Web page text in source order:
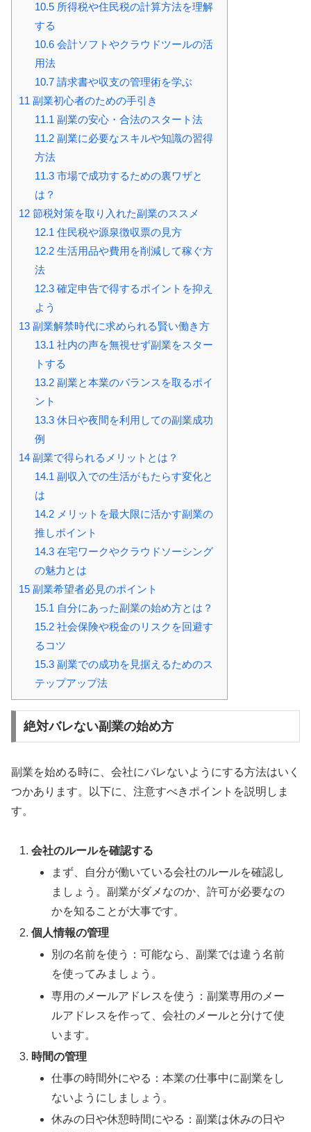
10.5所得税や住民税の計算方法を理解
する
10.6会計ソフトやクラウドツールの活
用法
10.7請求書や収支の管理術を学ぶ
11 副業初心者のための手引き
11.1 副業の安心・合法のスタート法
11.2副業に必要なスキルや知識の習得
方法
11.3市場で成功するための裏ワザと
は？
12 節税対策を取り入れた副業のススメ
12.1 住民税や源泉徴収票の見方
12.2生活用品や費用を削減して稼ぐ方
法
12.3確定申告で得するポイントを抑え
よう
13 副業解禁時代に求められる賢い働き方
13.1 社内の声を無視せず副業をスター
トする
13.2副業と本業のバランスを取るポイ
ント
13.3休日や夜間を利用しての副業成功
例
14 副業で得られるメリットとは？
14.1 副収入での生活がもたらす変化と
は
14.2メリットを最大限に活かす副業の
推しポイント
14.3在宅ワークやクラウドソーシング
の魅力とは
15 副業希望者必見のポイント
15.1 自分にあった副業の始め方とは？
15.2社会保険や税金のリスクを回避す
るコツ
15.3副業での成功を見据えるためのス
テップアップ法
絶対バレない副業の始め方
副業を始める時に、会社にバレないようにする方法はいく
つかあります。以下に、注意すべきポイントを説明しま
す。
会社のルールを確認する
まず、自分が働いている会社のルールを確認し
ましょう。副業がダメなのか、許可が必要なの
かを知ることが大事です。
個人情報の管理
別の名前を使う：可能なら、副業では違う名前
を使ってみましょう。
専用のメールアドレスを使う：副業専用のメー
ルアドレスを作って、会社のメールと分けて使
います。
時間の管理
仕事の時間外にやる：本業の仕事中に副業をし
ないようにしましょう。
休みの日や休憩時間にやる：副業は休みの日や